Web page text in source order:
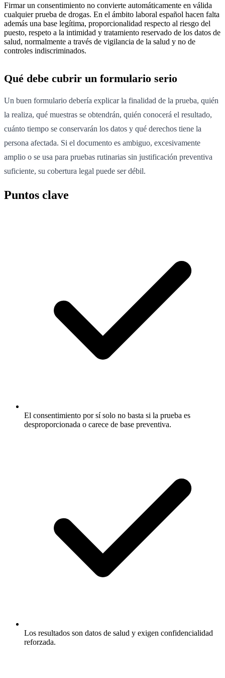
Firmar un consentimiento no convierte automáticamente en válida
cualquier prueba de drogas. En el ámbito laboral español hacen falta
además una base legítima, proporcionalidad respecto al riesgo del
puesto, respeto a la intimidad y tratamiento reservado de los datos de
salud, normalmente a través de vigilancia de la salud y no de
controles indiscriminados.
Qué debe cubrir un formulario serio
Un buen formulario debería explicar la finalidad de la prueba, quién
la realiza, qué muestras se obtendrán, quién conocerá el resultado,
cuánto tiempo se conservarán los datos y qué derechos tiene la
persona afectada. Si el documento es ambiguo, excesivamente
amplio o se usa para pruebas rutinarias sin justificación preventiva
suficiente, su cobertura legal puede ser débil.
Puntos clave
El consentimiento por sí solo no basta si la prueba es
desproporcionada o carece de base preventiva.
Los resultados son datos de salud y exigen confidencialidad
reforzada.